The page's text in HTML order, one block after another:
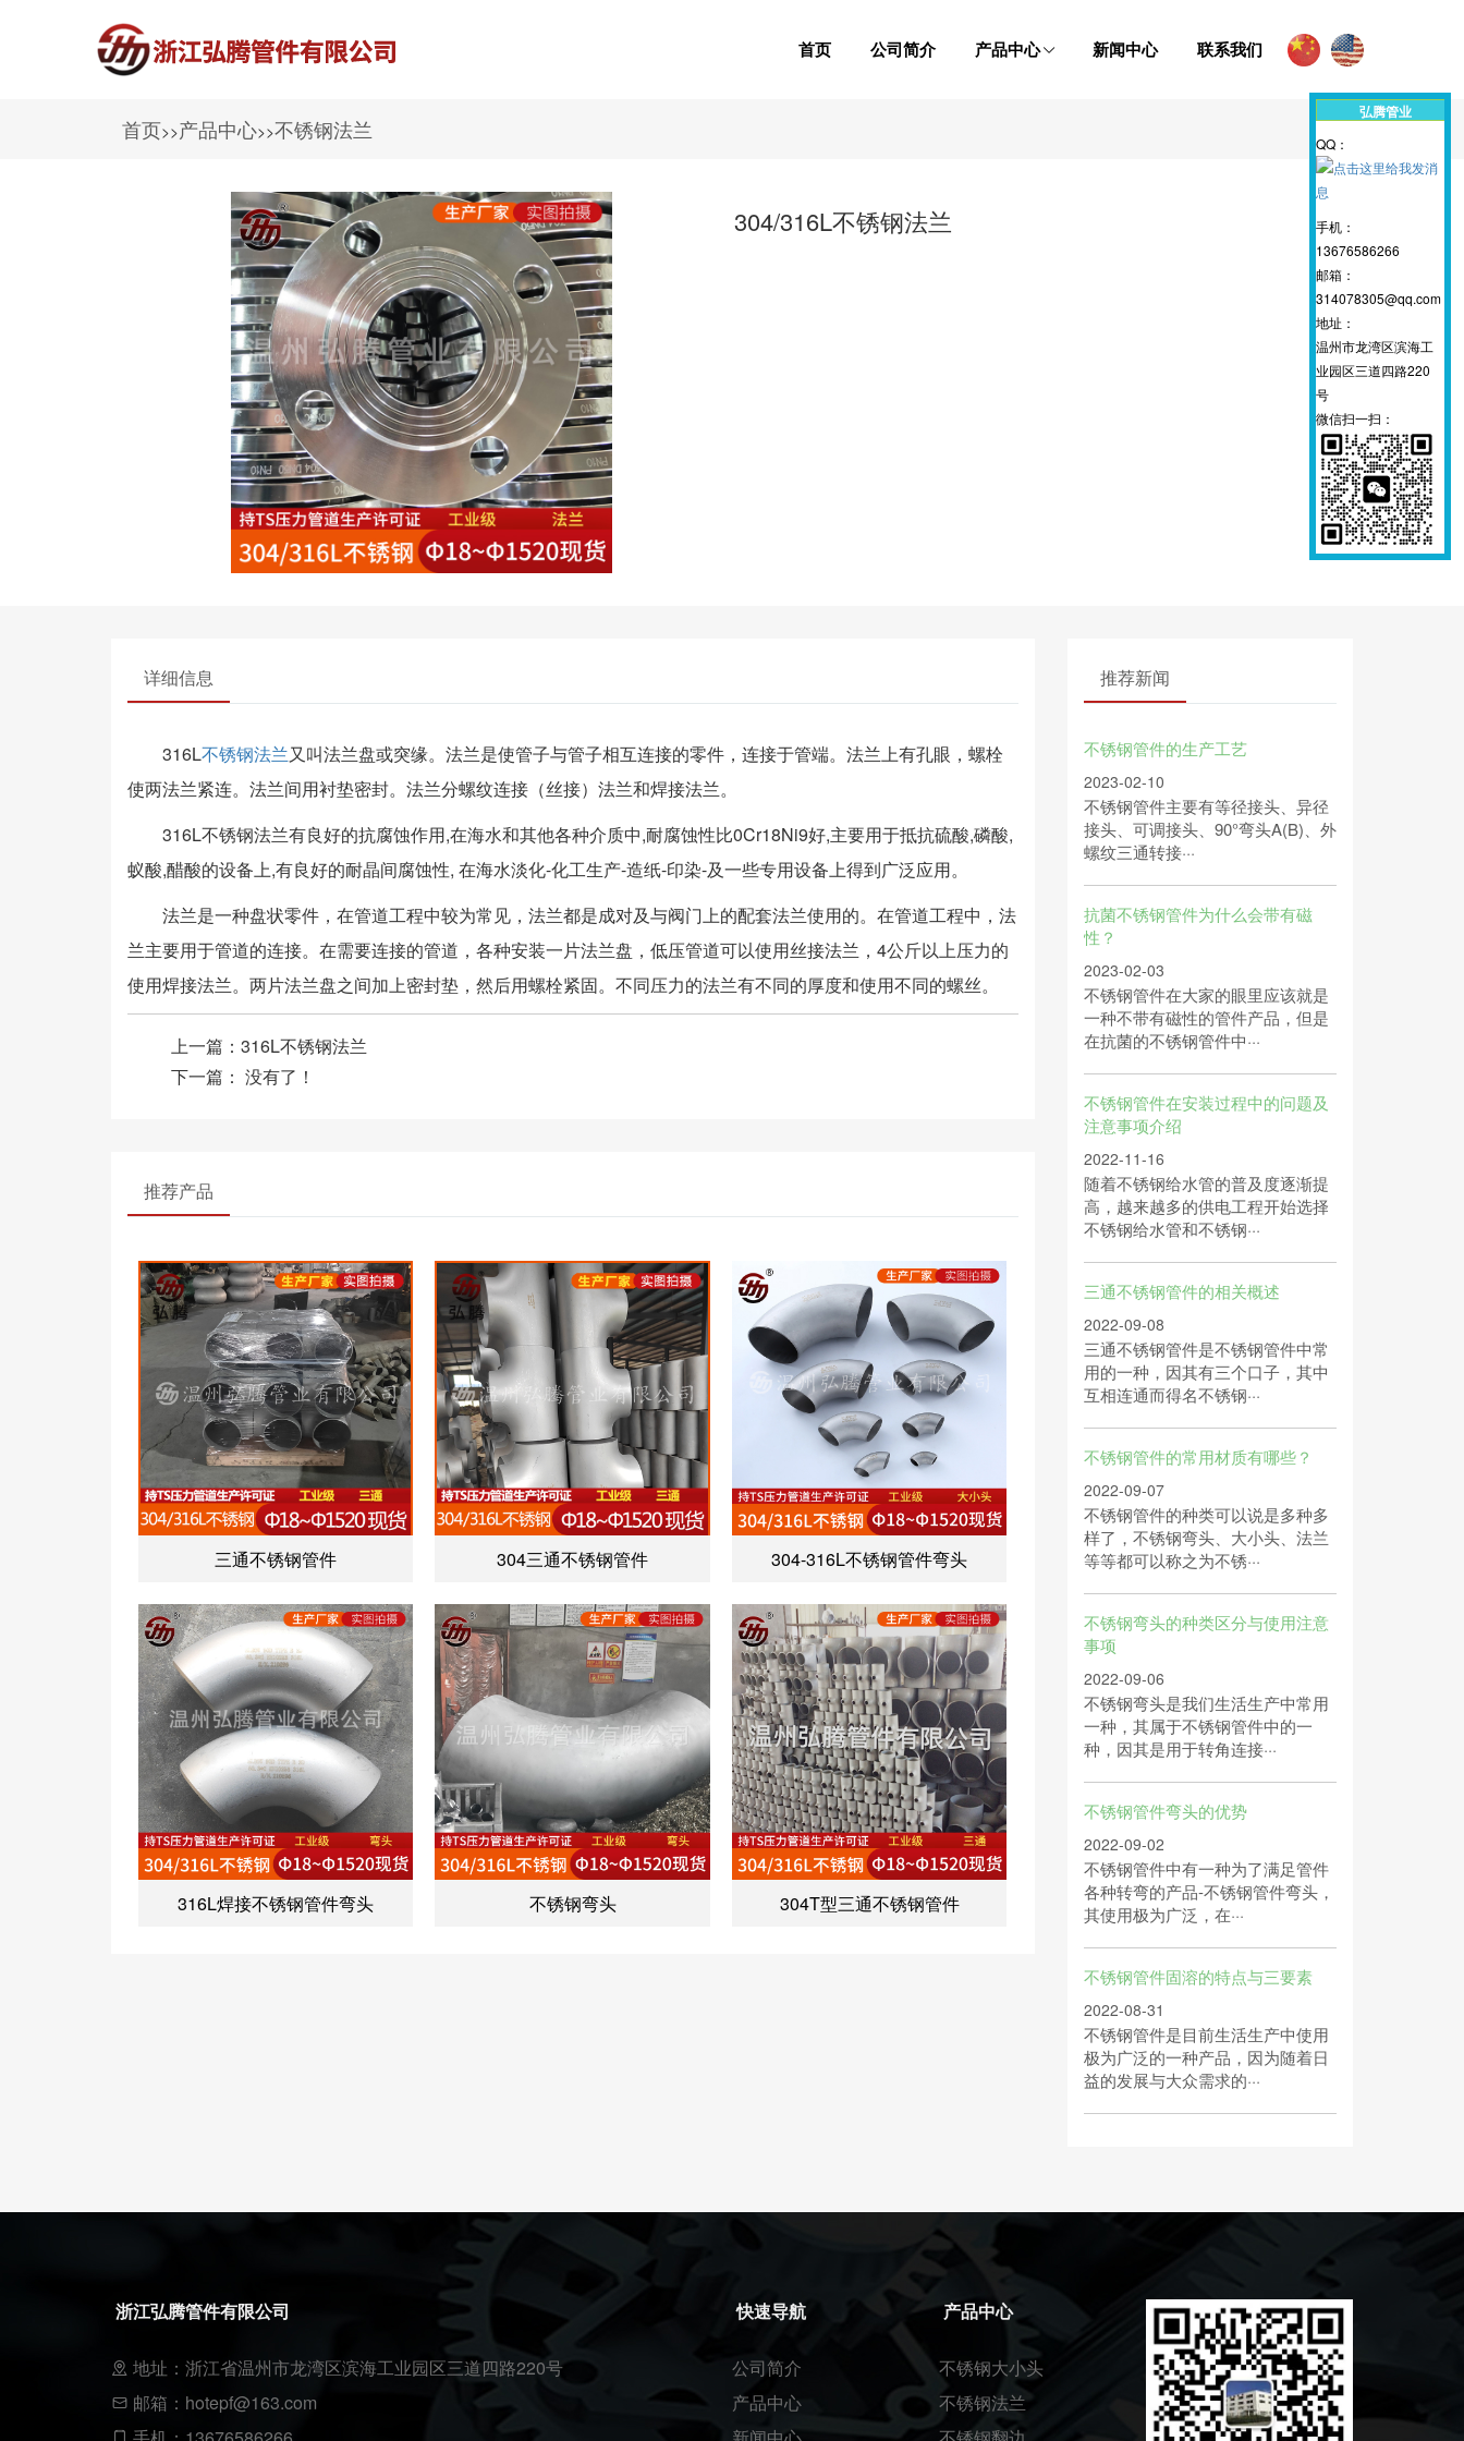
首页 公司简介 产品中心 新闻中心 联系我们
首页>>产品中心>>不锈钢法兰
304/316L不锈钢法兰
详细信息
316L不锈钢法兰又叫法兰盘或突缘。法兰是使管子与管子相互连接的零件，连接于管端。法兰上有孔眼，螺栓
使两法兰紧连。法兰间用衬垫密封。法兰分螺纹连接（丝接）法兰和焊接法兰。
316L不锈钢法兰有良好的抗腐蚀作用,在海水和其他各种介质中,耐腐蚀性比0Cr18Ni9好,主要用于抵抗硫酸,磷酸,
蚁酸,醋酸的设备上,有良好的耐晶间腐蚀性, 在海水淡化-化工生产-造纸-印染-及一些专用设备上得到广泛应用。
法兰是一种盘状零件，在管道工程中较为常见，法兰都是成对及与阀门上的配套法兰使用的。在管道工程中，法
兰主要用于管道的连接。在需要连接的管道，各种安装一片法兰盘，低压管道可以使用丝接法兰，4公斤以上压力的
使用焊接法兰。两片法兰盘之间加上密封垫，然后用螺栓紧固。不同压力的法兰有不同的厚度和使用不同的螺丝。
上一篇： 316L不锈钢法兰
下一篇： 没有了！
推荐产品
三通不锈钢管件 304三通不锈钢管件 304-316L不锈钢管件弯头
316L焊接不锈钢管件弯头 不锈钢弯头 304T型三通不锈钢管件
推荐新闻
不锈钢管件的生产工艺
2023-02-10
不锈钢管件主要有等径接头、异径
接头、可调接头、90°弯头A(B)、外
螺纹三通转接···
抗菌不锈钢管件为什么会带有磁
性？
2023-02-03
不锈钢管件在大家的眼里应该就是
一种不带有磁性的管件产品，但是
在抗菌的不锈钢管件中···
不锈钢管件在安装过程中的问题及
注意事项介绍
2022-11-16
随着不锈钢给水管的普及度逐渐提
高，越来越多的供电工程开始选择
不锈钢给水管和不锈钢···
三通不锈钢管件的相关概述
2022-09-08
三通不锈钢管件是不锈钢管件中常
用的一种，因其有三个口子，其中
互相连通而得名不锈钢···
不锈钢管件的常用材质有哪些？
2022-09-07
不锈钢管件的种类可以说是多种多
样了，不锈钢弯头、大小头、法兰
等等都可以称之为不锈···
不锈钢弯头的种类区分与使用注意
事项
2022-09-06
不锈钢弯头是我们生活生产中常用
一种，其属于不锈钢管件中的一
种，因其是用于转角连接···
不锈钢管件弯头的优势
2022-09-02
不锈钢管件中有一种为了满足管件
各种转弯的产品-不锈钢管件弯头，
其使用极为广泛，在···
不锈钢管件固溶的特点与三要素
2022-08-31
不锈钢管件是目前生活生产中使用
极为广泛的一种产品，因为随着日
益的发展与大众需求的···
浙江弘腾管件有限公司
地址：浙江省温州市龙湾区滨海工业园区三道四路220号
邮箱：hotepf@163.com
快速导航
公司简介
产品中心
产品中心
不锈钢大小头
不锈钢法兰
弘腾管业
QQ：
手机：
13676586266
邮箱：
314078305@qq.com
地址：
温州市龙湾区滨海工
业园区三道四路220
号
微信扫一扫：